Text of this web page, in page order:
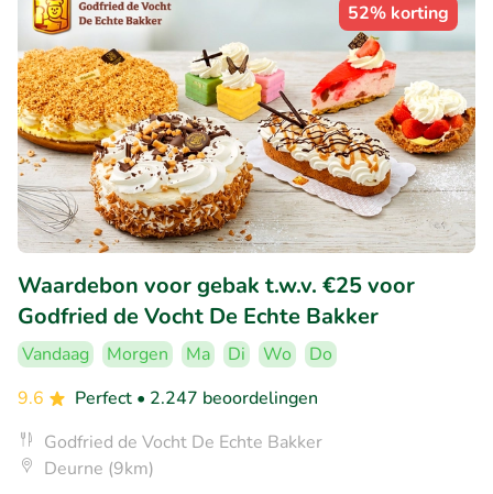
52% korting
Waardebon voor gebak t.w.v. €25 voor
Godfried de Vocht De Echte Bakker
Vandaag Morgen Ma Di Wo
Do
9.6
Perfect • 2.247 beoordelingen
Godfried de Vocht De Echte Bakker
Deurne (9km)